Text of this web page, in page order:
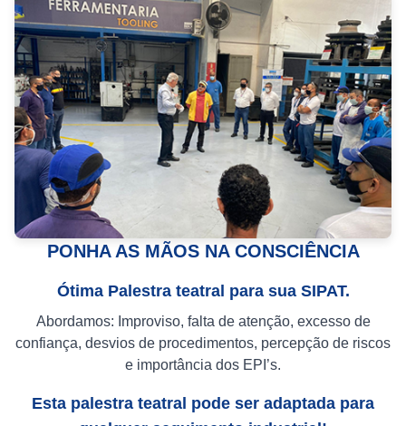
PONHA AS MÃOS NA CONSCIÊNCIA
Ótima Palestra teatral para sua SIPAT.
Abordamos: Improviso, falta de atenção, excesso de
confiança, desvios de procedimentos, percepção de riscos
e importância dos EPI’s.
Esta palestra teatral pode ser adaptada para